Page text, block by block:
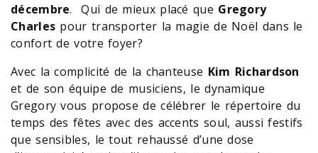
décembre. Qui de mieux placé que Gregory
Charles pour transporter la magie de Noël dans le
confort de votre foyer?
Avec la complicité de la chanteuse Kim Richardson
et de son équipe de musiciens, le dynamique
Gregory vous propose de célébrer le répertoire du
temps des fêtes avec des accents soul, aussi festifs
que sensibles, le tout rehaussé d’une dose